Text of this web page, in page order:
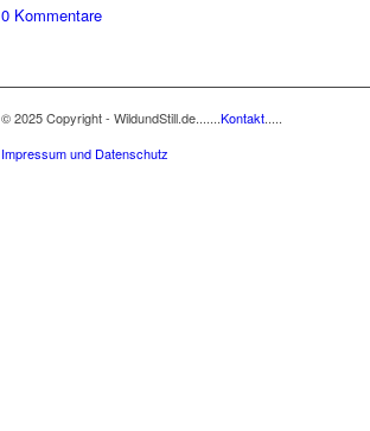
0 Kommentare
© 2025 Copyright - WildundStill.de.......Kontakt.....
Impressum und Datenschutz